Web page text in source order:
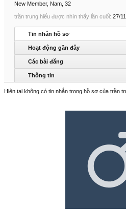
New Member, Nam, 32
trần trung hiếu được nhìn thấy lần cuối: 27/
Tin nhắn hồ sơ
Hoạt động gần đây
Các bài đăng
Thông tin
Hiện tại không có tin nhắn trong hồ sơ của trần